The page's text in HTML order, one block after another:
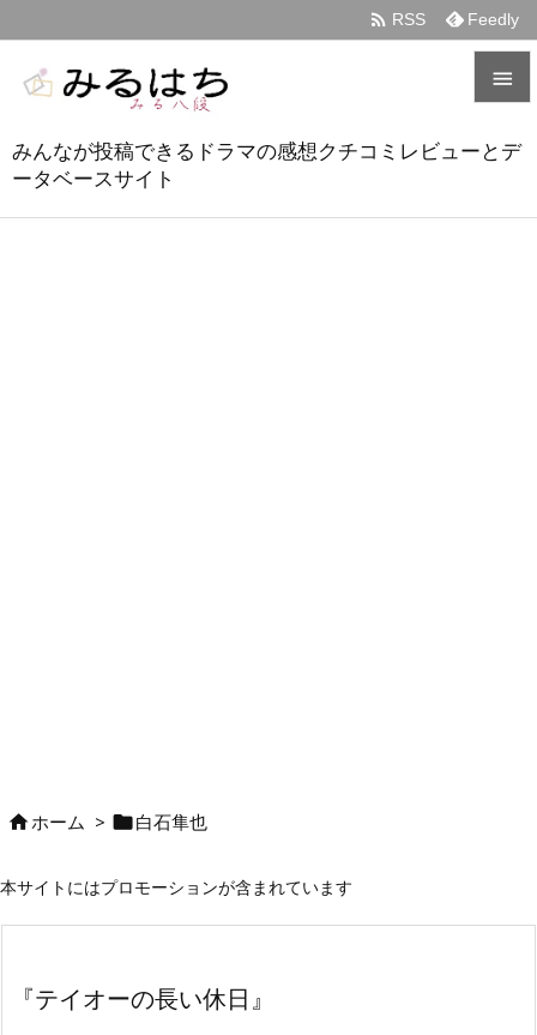
みんなが投稿できるドラマの感想クチコミレビューとデ
ータベースサイト

メニュ
 RSS Feedly
ホーム > 白石隼也
本サイトにはプロモーションが含まれています
『テイオーの長い休日』